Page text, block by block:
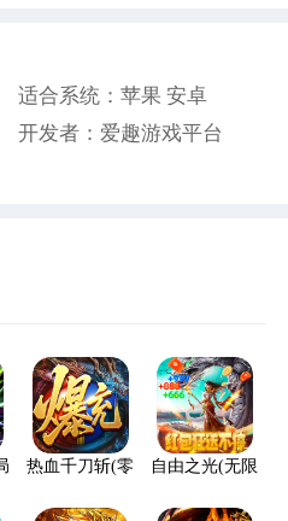
适合系统：苹果 安卓
开发者：爱趣游戏平台
火龙套)
热血千刀斩(零氪送赞爆充)
自由之光(无限红